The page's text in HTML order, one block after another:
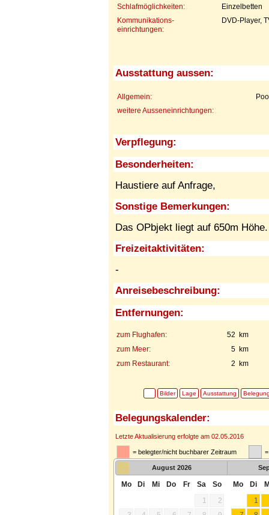
Schlafmöglichkeiten:
Einzelbetten
Kommunikations-
einrichtungen:
DVD-Player,
Ausstattung aussen:
Allgemein:
weitere Ausseneinrichtungen:
Verpflegung:
Besonderheiten:
Haustiere auf Anfrage,
Sonstige Bemerkungen:
Das OPbjekt liegt auf 650m Höhe.
Freizeitaktivitäten:
-
Anreisebeschreibung:
Entfernungen:
52 km
zum Flughafen:
5 km
zum Meer:
2 km
zum Restaurant:
Bilder Lage Ausstattung
Belegungskalender:
Letzte Aktualisierung erfolgte am 02.05.2016
= belegter/nicht buchbarer Zeitraum
August 2026
Mo Di Mi Do Fr Sa
So
1
2
Mo Di
1